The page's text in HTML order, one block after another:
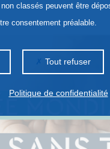
classés peuvent être
consentement préalable.
Tout refuser
Politique de confidentialité